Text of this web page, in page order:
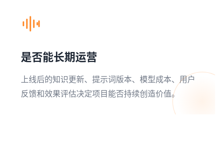
是否能长期运营
上线后的知识更新、提示词版本、模型成本、用户
反馈和效果评估决定项目能否持续创造价值。